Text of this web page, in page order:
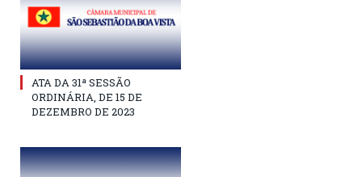
ATA DA 31ª SESSÃO
ORDINÁRIA, DE 15 DE
DEZEMBRO DE 2023